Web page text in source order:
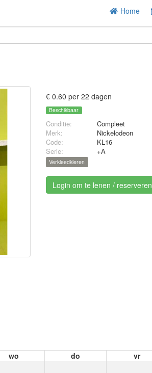
Home
€ 0.60 per 22 dagen
Beschikbaar
Conditie:
Compleet
Merk:
Nickelodeon
Code:
KL16
Serie:
+A
Verkleedkleren
Login om te lenen / reserveren
wo do vr